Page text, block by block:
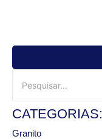
CATEGORIAS:
Granito